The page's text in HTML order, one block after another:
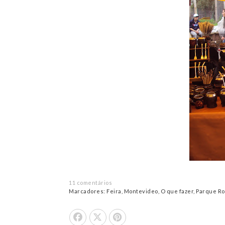
11 comentários
Marcadores: Feira Montevideo O que fazer, Parque
Share On Facebook
Tweet This